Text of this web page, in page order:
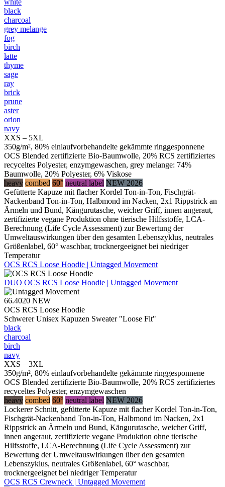
white
black
charcoal
grey melange
fog
birch
latte
thyme
sage
ray
brick
prune
aster
orion
navy
XXS – 5XL
350g/m², 80% einlaufvorbehandelte gekämmte ringgesponnene
OCS Blended zertifizierte Bio-Baumwolle, 20% RCS zertifiziertes
recyceltes Polyester, enzymgewaschen, grey melange: 74%
Baumwolle, 20% Polyester, 6% Viskose
heavy combed 60° neutral label NEW 2026
Gefütterte Kapuze mit flacher Kordel Ton-in-Ton, Fischgrät-
Nackenband Ton-in-Ton, Halbmond im Nacken, 2x1 Rippstrick an
Ärmeln und Bund, Kängurutasche, weicher Griff, innen angeraut,
zertifizierte vegane Produktion ohne tierische Hilfsstoffe, LCA-
Berechnung (Life Cycle Assessment) zur Bewertung der
Umweltauswirkungen über den gesamten Lebenszyklus, neutrales
Größenlabel, 60° waschbar, trocknergeeignet bei niedriger
Temperatur
OCS RCS Loose Hoodie | Untagged Movement
DUO OCS RCS Loose Hoodie | Untagged Movement
66.4020 NEW
OCS RCS Loose Hoodie
Schwerer Unisex Kapuzen Sweater "Loose Fit"
black
charcoal
birch
navy
XXS – 3XL
350g/m², 80% einlaufvorbehandelte gekämmte ringgesponnene
OCS Blended zertifizierte Bio-Baumwolle, 20% RCS zertifiziertes
recyceltes Polyester, enzymgewaschen
heavy combed 60° neutral label NEW 2026
Lockerer Schnitt, gefütterte Kapuze mit flacher Kordel Ton-in-Ton,
Fischgrät-Nackenband Ton-in-Ton, Halbmond im Nacken, 2x1
Rippstrick an Ärmeln und Bund, Kängurutasche, weicher Griff,
innen angeraut, zertifizierte vegane Produktion ohne tierische
Hilfsstoffe, LCA-Berechnung (Life Cycle Assessment) zur
Bewertung der Umweltauswirkungen über den gesamten
Lebenszyklus, neutrales Größenlabel, 60° waschbar,
trocknergeeignet bei niedriger Temperatur
OCS RCS Crewneck | Untagged Movement